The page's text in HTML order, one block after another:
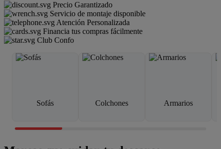
Precio Garantizado
Servicio de montaje disponible
Atención Personalizada
Financia tus compras fácilmente
Club Confo
Sofás Colchones Armarios